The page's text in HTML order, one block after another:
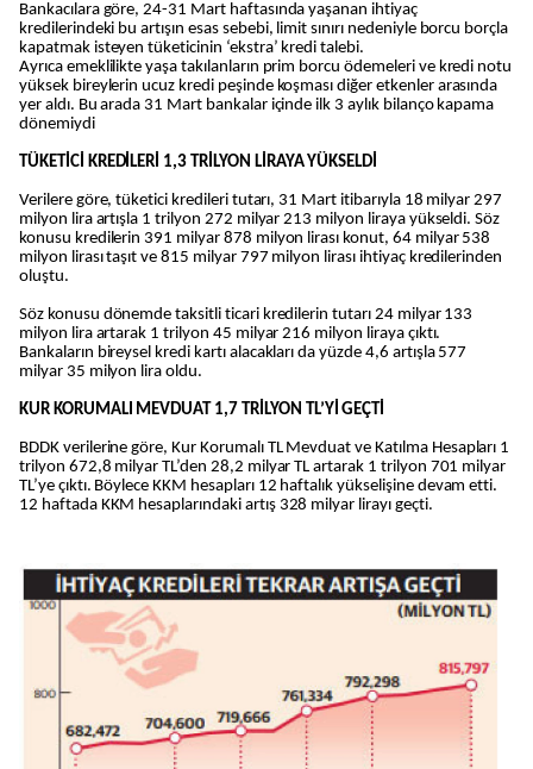
Bankacılara göre, 24-31 Mart haftasında yaşanan ihtiyaç
kredilerindeki bu artışın esas sebebi, limit sınırı nedeniyle borcu borçla
kapatmak isteyen tüketicinin ‘ekstra’ kredi talebi.
Ayrıca emeklilikte yaşa takılanların prim borcu ödemeleri ve kredi notu
yüksek bireylerin ucuz kredi peşinde koşması diğer etkenler arasında
yer aldı. Bu arada 31 Mart bankalar içinde ilk 3 aylık bilanço kapama
dönemiydi
TÜKETİCİ KREDİLERİ 1,3 TRİLYON LİRAYA YÜKSELDİ
Verilere göre, tüketici kredileri tutarı, 31 Mart itibarıyla 18 milyar 297
milyon lira artışla 1 trilyon 272 milyar 213 milyon liraya yükseldi. Söz
konusu kredilerin 391 milyar 878 milyon lirası konut, 64 milyar 538
milyon lirası taşıt ve 815 milyar 797 milyon lirası ihtiyaç kredilerinden
oluştu.
Söz konusu dönemde taksitli ticari kredilerin tutarı 24 milyar 133
milyon lira artarak 1 trilyon 45 milyar 216 milyon liraya çıktı.
Bankaların bireysel kredi kartı alacakları da yüzde 4,6 artışla 577
milyar 35 milyon lira oldu.
KUR KORUMALI MEVDUAT 1,7 TRİLYON TL’Yİ GEÇTİ
BDDK verilerine göre, Kur Korumalı TL Mevduat ve Katılma Hesapları 1
trilyon 672,8 milyar TL’den 28,2 milyar TL artarak 1 trilyon 701 milyar
TL’ye çıktı. Böylece KKM hesapları 12 haftalık yükselişine devam etti.
12 haftada KKM hesaplarındaki artış 328 milyar lirayı geçti.